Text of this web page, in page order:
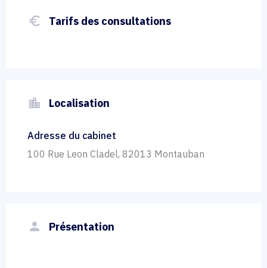
euro_symbol Tarifs des consultations
location_city Localisation
Adresse du cabinet
100 Rue Leon Cladel, 82013 Montauban
person Présentation